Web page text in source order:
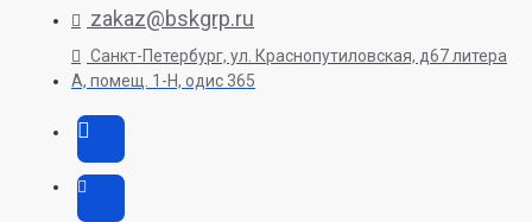
zakaz@bskgrp.ru
Санкт-Петербург, ул. Краснопутиловская, д67 литера
А, помещ. 1-H, одис 365